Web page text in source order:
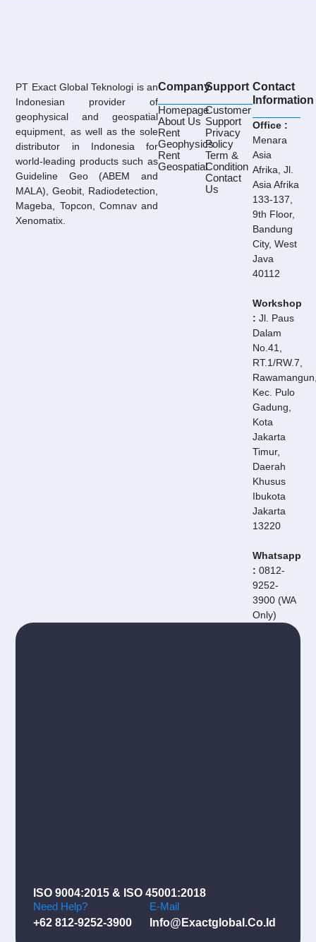
PT Exact Global Teknologi is an
Indonesian provider of
geophysical and geospatial
equipment, as well as the sole
distributor in Indonesia for
world-leading products such as
Guideline Geo (ABEM and
MALA), Geobit, Radiodetection,
Mageba, Topcon, Comnav and
Xenomatix.
Company
Homepage
About Us
Rent
Geophysics
Rent
Geospatial
Support
Customer
Support
Privacy
Policy
Term &
Condition
Contact
Us
Contact
Information
Office :
Menara
Asia
Afrika, Jl.
Asia Afrika
133-137,
9th Floor,
Bandung
City, West
Java
40112
Workshop
: Jl. Paus
Dalam
No.41,
RT.1/RW.7,
Kec. Pulo
Gadung,
Kota
Jakarta
Timur,
Daerah
Khusus
Ibukota
Jakarta
13220
Whatsapp
:0812-
9252-
3900 (WA
Only)
ISO 9004:2015 & ISO 45001:2018
Need Help?
+62 812-9252-3900
E-Mail
Info@exactglobal.co.id